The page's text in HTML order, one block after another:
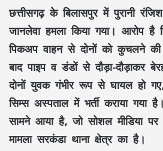
छत्तीसगढ़ के बिलासपुर में पुरानी
जानलेवा हमला किया गया। आरोप
पिकअप वाहन से दोनों को कुचलने
बाद पाइप व डंडों से दौड़ा-दौड़ाकर
दोनों युवक गंभीर रूप से घायल हो
सिम्स अस्पताल में भर्ती कराया गया
सामने आया है, जो सोशल मीडिया पर
मामला सरकंडा थाना क्षेत्र का है।